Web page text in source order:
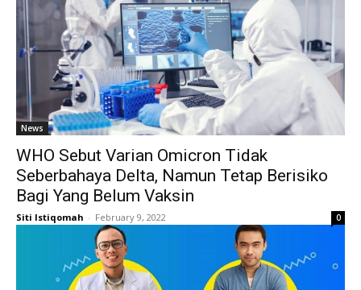
News
WHO Sebut Varian Omicron Tidak
Seberbahaya Delta, Namun Tetap Berisiko
Bagi Yang Belum Vaksin
Siti Istiqomah - February 9, 2022 0